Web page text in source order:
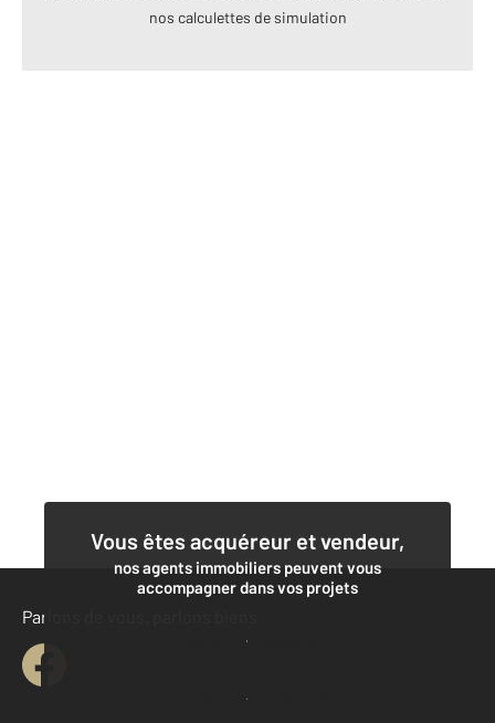
nos calculettes de simulation
Vous êtes acquéreur et vendeur,
nos agents immobiliers peuvent vous
accompagner dans vos projets
Contacter l'agence
Demander une estimation
Parlons de vous, parlons biens